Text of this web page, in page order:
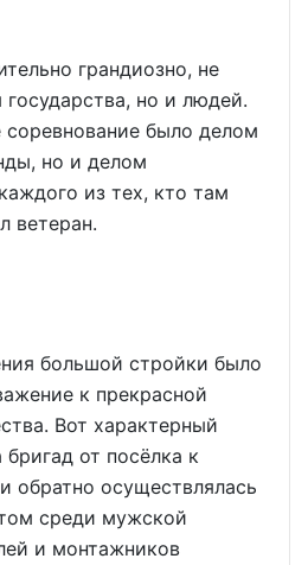
грандиозно, не
но и людей.
было делом
но и делом
из тех, кто там
ветеран.
большой стройки было
к прекрасной
Вот характерный
от посёлка к
обратно осуществлялась
среди мужской
и монтажников